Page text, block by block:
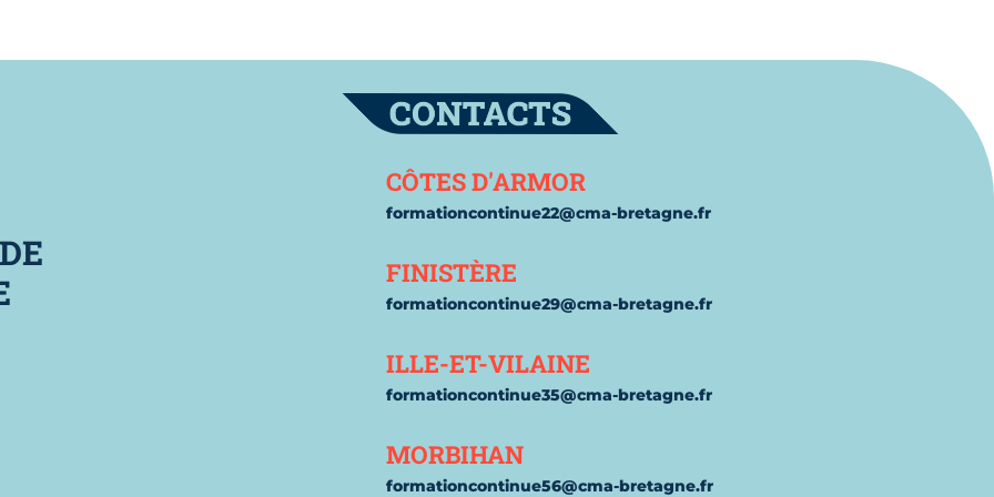
Contact
CÔTES D'ARMOR
formationcontinue22@cma-bretagne.fr
FINISTÈRE
formationcontinue29@cma-bretagne.fr
ILLE-ET-VILAINE
formationcontinue35@cma-bretagne.fr
MORBIHAN
formationcontinue56@cma-bretagne.fr